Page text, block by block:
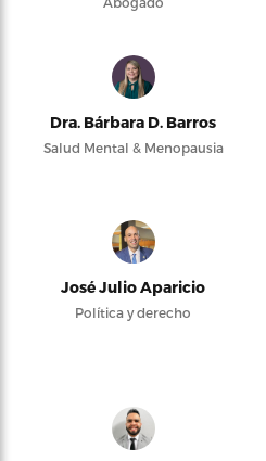
Dra. Bárbara D. Barros
Salud Mental & Menopausia
José Julio Aparicio
Política y derecho